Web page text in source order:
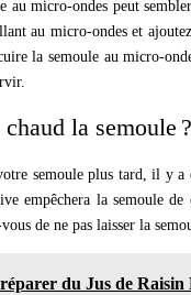
au micro-ondes peut
au micro-ondes et
la semoule au micro-
la semoule ?
semoule plus tard, il y a
empêchera la semoule
de ne pas laisser la
du Jus de